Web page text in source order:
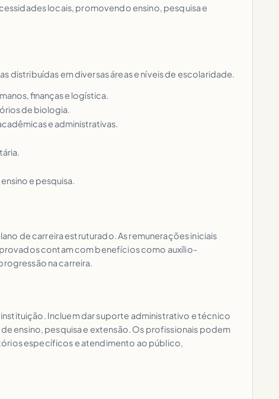
locais, promovendo ensino, pesquisa e
distribuídas em diversas áreas e níveis de escolaridade.
finanças e logística.
de biologia.
e administrativas.
e pesquisa.
de carreira estruturado. As remunerações iniciais
contam com benefícios como auxílio-
na carreira.
Incluem dar suporte administrativo e técnico
ensino, pesquisa e extensão. Os profissionais podem
específicos e atendimento ao público,